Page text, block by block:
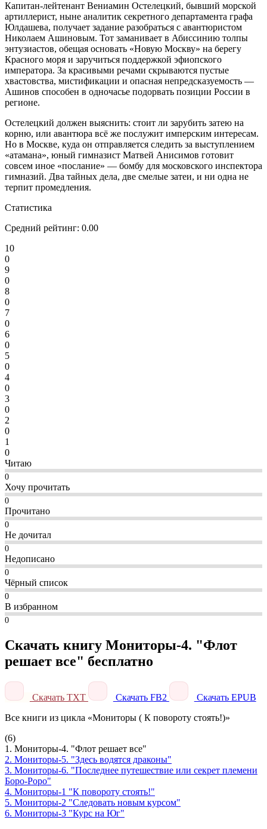
Капитан-лейтенант Вениамин Остелецкий, бывший морской
артиллерист, ныне аналитик секретного департамента графа
Юлдашева, получает задание разобраться с авантюристом
Николаем Ашиновым. Тот заманивает в Абиссинию толпы
энтузиастов, обещая основать «Новую Москву» на берегу
Красного моря и заручиться поддержкой эфиопского
императора. За красивыми речами скрываются пустые
хвастовства, мистификации и опасная непредсказуемость —
Ашинов способен в одночасье подорвать позиции России в
регионе.
Остелецкий должен выяснить: стоит ли зарубить затею на
корню, или авантюра всё же послужит имперским интересам.
Но в Москве, куда он отправляется следить за выступлением
«атамана», юный гимназист Матвей Анисимов готовит
совсем иное «послание» — бомбу для московского инспектора
гимназий. Два тайных дела, две смелые затеи, и ни одна не
терпит промедления.
Статистика
Средний рейтинг: 0.00
10
0
9
0
8
0
7
0
6
0
5
0
4
0
3
0
2
0
1
0
Читаю
0
Хочу прочитать
0
Прочитано
0
Не дочитал
0
Недописано
0
Чёрный список
0
В избранном
0
Скачать книгу Мониторы-4. "Флот
решает все" бесплатно
Скачать TXT Скачать FB2
Скачать EPUB
Все книги из цикла «Мониторы ( К повороту стоять!)»
(6)
1. Мониторы-4. "Флот решает все"
2. Мониторы-5. "Здесь водятся драконы"
3. Мониторы-6. "Последнее путешествие или секрет племени
Боро-Роро"
4. Мониторы-1 "К повороту стоять!"
5. Мониторы-2 "Следовать новым курсом"
6. Мониторы-3 "Курс на Юг"